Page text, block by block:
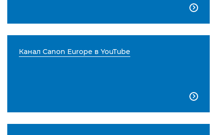

Канал Canon Europe в YouTube
